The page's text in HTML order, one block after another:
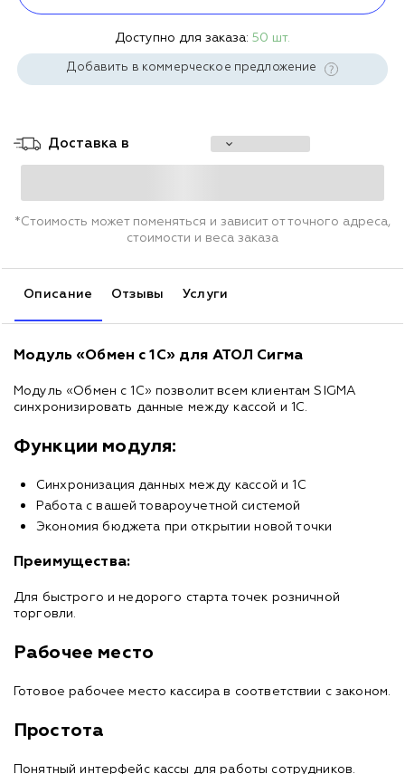
Доступно для заказа: 50 шт.
Добавить в коммерческое предложение
Доставка в
*Стоимость может поменяться и зависит от точного адреса,
стоимости и веса заказа
Описание Отзывы Услуги
Модуль «Обмен с 1С» для АТОЛ Сигма
Модуль «Обмен с 1С» позволит всем клиентам SIGMA
синхронизировать данные между кассой и 1С.
Функции модуля:
Синхронизация данных между кассой и 1С
Работа с вашей товароучетной системой
Экономия бюджета при открытии новой точки
Преимущества:
Для быстрого и недорого старта точек розничной
торговли.
Рабочее место
Готовое рабочее место кассира в соответствии с законом.
Простота
Понятный интерфейс кассы для работы сотрудников.